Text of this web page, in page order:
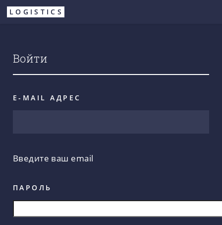
Перейти
LOGISTICS
Войти
E-MAIL АДРЕС
Введите ваш email
ПАРОЛЬ